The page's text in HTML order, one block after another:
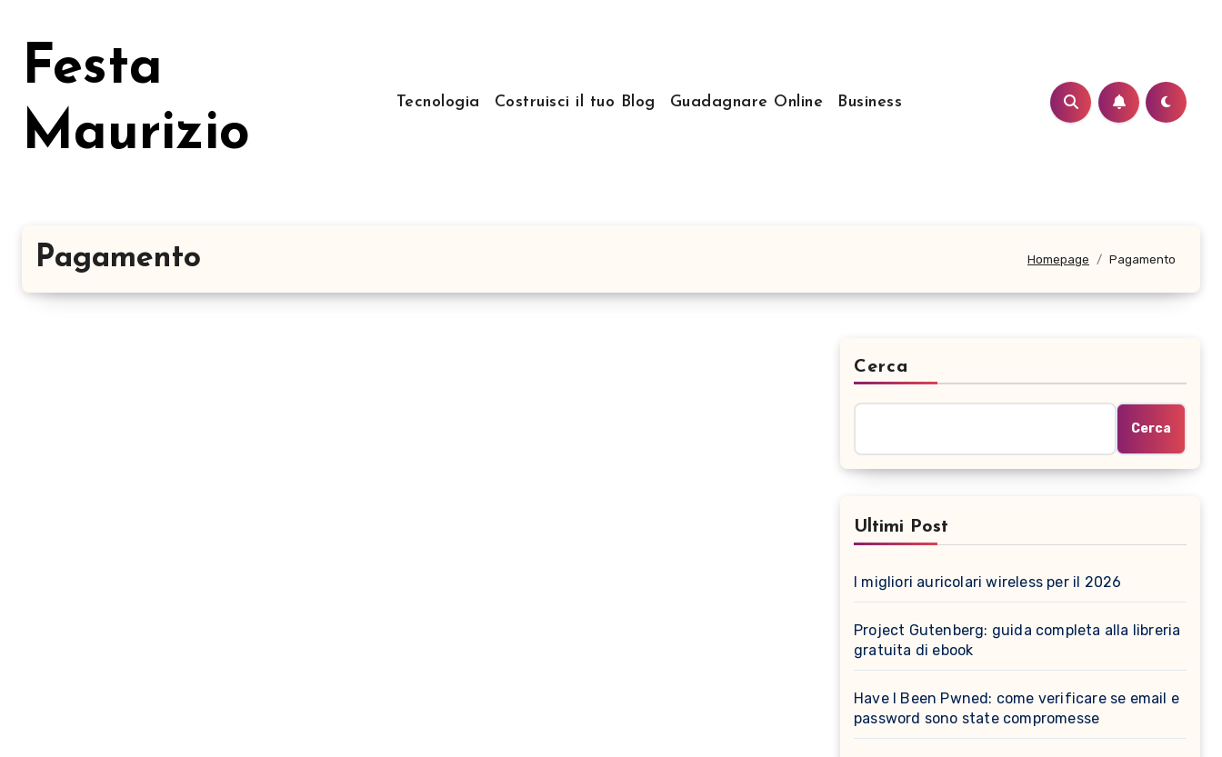
contenuto
Festa
Maurizio
Tecnologia Costruisci il tuo Blog Guadagnare Online Business
Pagamento Homepage Pagamento
Cerca
Cerca
Ultimi Post
I migliori auricolari wireless per il 2026
Project Gutenberg: guida completa alla libreria
gratuita di ebook
Have I Been Pwned: come verificare se email e
password sono state compromesse